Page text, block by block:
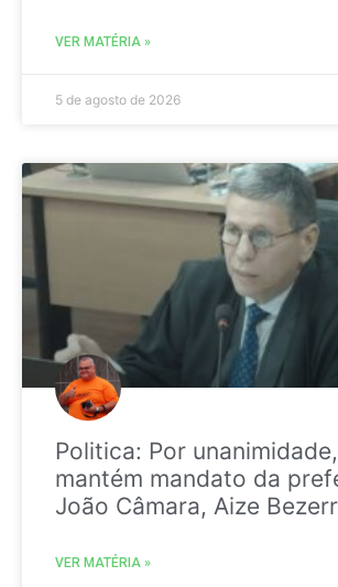
VER MATÉRIA »
5 de agosto de 2026
Politica: Por unanimidade,
mantém mandato da
João Câmara, Aize
VER MATÉRIA »